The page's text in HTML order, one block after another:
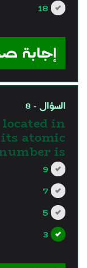
18
إجابة
السؤال - 8
in
atomic
is……
9
7
5
3